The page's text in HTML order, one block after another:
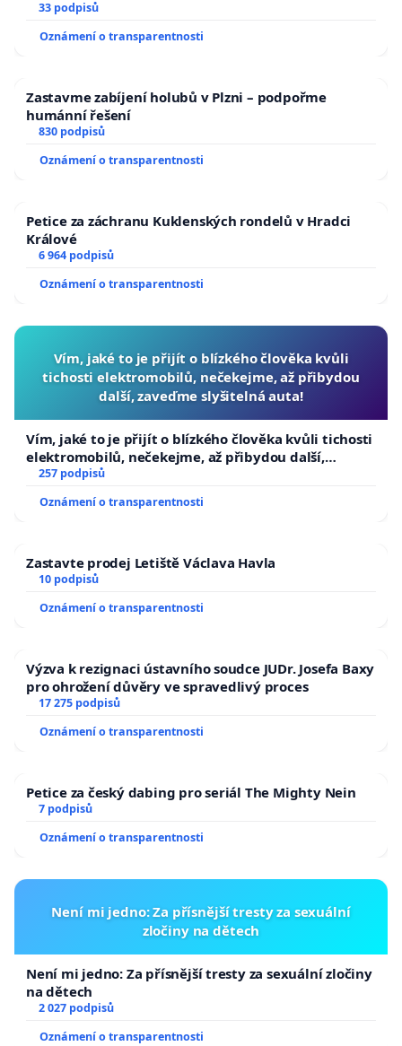
33 podpisů
Oznámení o transparentnosti
Zastavme zabíjení holubů v Plzni – podpořme
humánní řešení
830 podpisů
Oznámení o transparentnosti
Petice za záchranu Kuklenských rondelů v Hradci
Králové
6 964 podpisů
Oznámení o transparentnosti
Vím, jaké to je přijít o blízkého člověka kvůli
tichosti elektromobilů, nečekejme, až přibydou
další, zaveďme slyšitelná auta!
Vím, jaké to je přijít o blízkého člověka kvůli tichosti
elektromobilů, nečekejme, až přibydou další,
zaveďme slyšitelná auta!
257 podpisů
Oznámení o transparentnosti
Zastavte prodej Letiště Václava Havla
10 podpisů
Oznámení o transparentnosti
Výzva k rezignaci ústavního soudce JUDr. Josefa Baxy
pro ohrožení důvěry ve spravedlivý proces
17 275 podpisů
Oznámení o transparentnosti
Petice za český dabing pro seriál The Mighty Nein
7 podpisů
Oznámení o transparentnosti
Není mi jedno: Za přísnější tresty za sexuální
zločiny na dětech
Není mi jedno: Za přísnější tresty za sexuální zločiny
na dětech
2 027 podpisů
Oznámení o transparentnosti